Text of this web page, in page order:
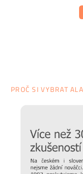
víme, že důležitou
připravili jsme pro
starat o různé typy
PROČ SI VYBRAT